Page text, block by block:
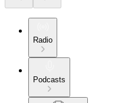
Radio
Podcasts